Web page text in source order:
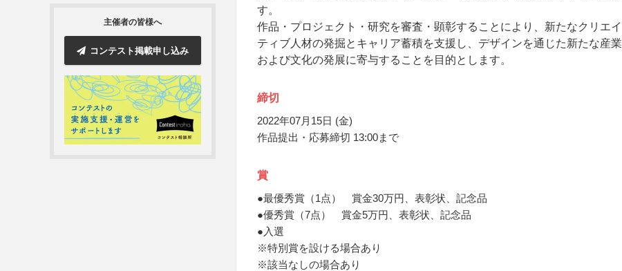
主催者の皆様へ
コンテスト掲載申し込み
す。
作品・プロジェクト・研究を審査・顕彰することにより、新たなクリエイ
ティブ人材の発掘とキャリア蓄積を支援し、デザインを通じた新たな産業
および文化の発展に寄与することを目的とします。
締切
2022年07月15日 (金)
作品提出・応募締切 13:00まで
賞
●最優秀賞（1点） 賞金30万円、表彰状、記念品
●優秀賞（7点） 賞金5万円、表彰状、記念品
●入選
※特別賞を設ける場合あり
※該当なしの場合あり